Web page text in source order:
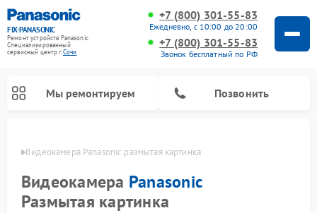
FIX-PANASONIC
Ремонт устройств Panasonic
Специализированный
cервисный центр г.Сочи
+7 (800) 301-55-83
Ежедневно, с 10:00 до 20:00
+7 (800) 301-55-83
Звонок бесплатный по РФ
Мы ремонтируем Позвонить
Видеокамера Panasonic размытая картинка
Видеокамера Panasonic
Размытая картинка